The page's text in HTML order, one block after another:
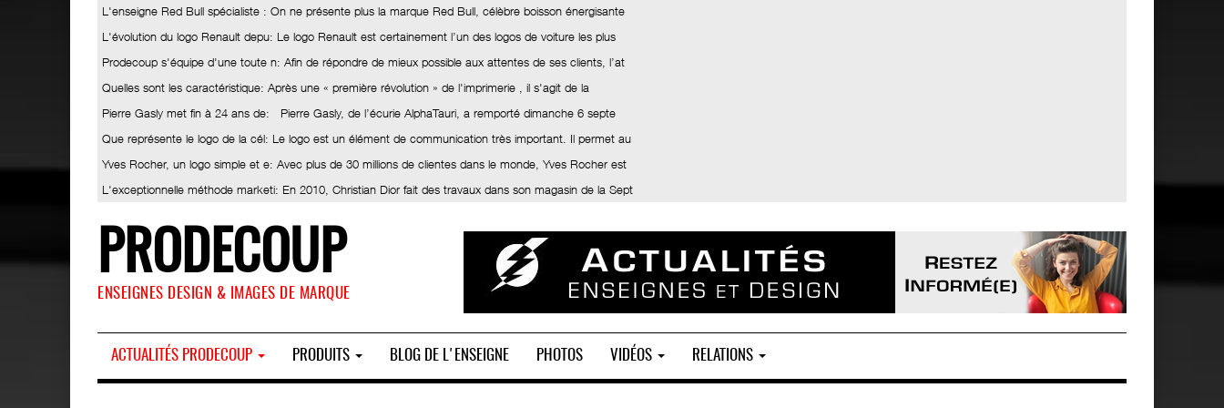
L'enseigne Red Bull spécialiste : On ne présente plus la marque Red Bull, célèbre boisson énergisante
L'évolution du logo Renault depu: Le logo Renault est certainement l’un des logos de voiture les plus
Prodecoup s'équipe d'une toute n: Afin de répondre de mieux possible aux attentes de ses clients, l’at
Quelles sont les caractéristique: Après une « première révolution » de l'imprimerie , il s'agit de la
Pierre Gasly met fin à 24 ans de: Pierre Gasly, de l’écurie AlphaTauri, a remporté dimanche 6 septe
Que représente le logo de la cél: Le logo est un élément de communication très important. Il permet au
Yves Rocher, un logo simple et e: Avec plus de 30 millions de clientes dans le monde, Yves Rocher est
L'exceptionnelle méthode marketi: En 2010, Christian Dior fait des travaux dans son magasin de la Sept
PRODECOUP
ENSEIGNES DESIGN & IMAGES DE MARQUE
ACTUALITÉS PRODECOUP PRODUITS BLOG DE L'ENSEIGNE PHOTOS VIDÉOS RELATIONS